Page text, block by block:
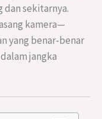
dan sekitarnya.
kamera—
yang benar-benar
jangka